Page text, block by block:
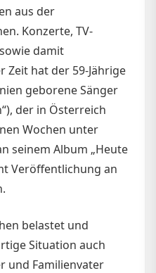
aus der
Konzerte, TV-
damit
Zeit hat der 59-Jährige
geborene Sänger
der in Österreich
Wochen unter
seinem Album „Heute
Veröffentlichung an
belastet und
Situation auch
und Familienvater